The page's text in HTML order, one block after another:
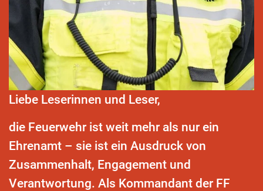
Liebe Leserinnen und Leser,
die Feuerwehr ist weit mehr als nur ein
Ehrenamt – sie ist ein Ausdruck von
Zusammenhalt, Engagement und
Verantwortung. Als Kommandant der FF